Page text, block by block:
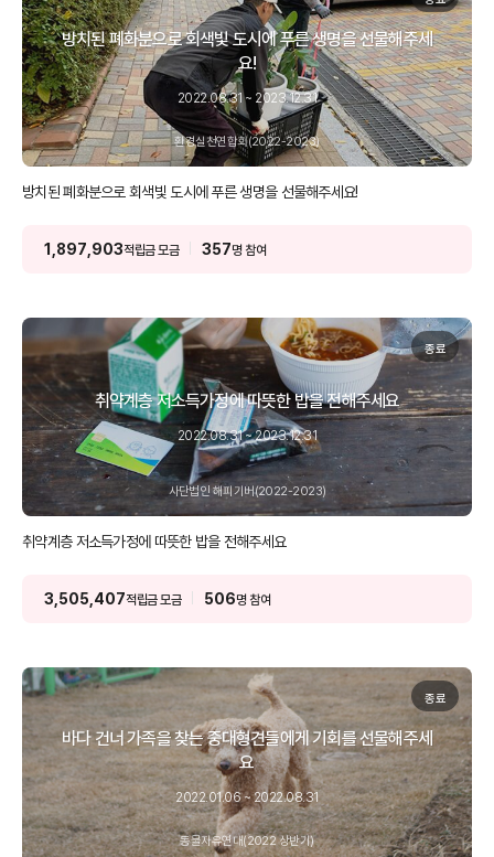
방치된 폐화분으로 회색빛 도시에 푸른 생명을 선물해주세
요!
2022.08.31 ~ 2023.12.31
환경실천연합회(2022-2023)
방치된 폐화분으로 회색빛 도시에 푸른 생명을 선물해주세요!
1,897,903적립금 모금 357명 참여
종료
취약계층 저소득가정에 따뜻한 밥을 전해주세요
2022.08.31 ~ 2023.12.31
사단법인 해피기버(2022-2023)
취약계층 저소득가정에 따뜻한 밥을 전해주세요
3,505,407적립금 모금 506명 참여
종료
바다 건너 가족을 찾는 중대형견들에게 기회를 선물해주세
요
2022.01.06 ~ 2022.08.31
동물자유연대(2022 상반기)